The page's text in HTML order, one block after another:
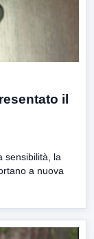
il
sensibilità, la
a nuova